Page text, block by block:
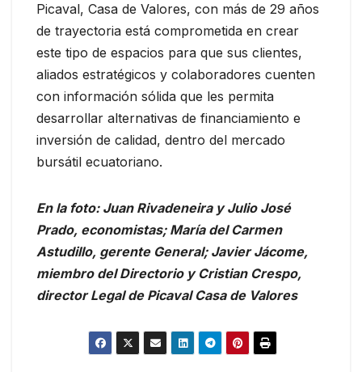
Picaval, Casa de Valores, con más de 29 años
de trayectoria está comprometida en crear
este tipo de espacios para que sus clientes,
aliados estratégicos y colaboradores cuenten
con información sólida que les permita
desarrollar alternativas de financiamiento e
inversión de calidad, dentro del mercado
bursátil ecuatoriano.
En la foto: Juan Rivadeneira y Julio José
Prado, economistas; María del Carmen
Astudillo, gerente General; Javier Jácome,
miembro del Directorio y Cristian Crespo,
director Legal de Picaval Casa de Valores